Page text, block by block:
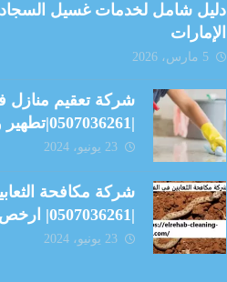
دليل شامل لخدمات غسيل
الإمارات
5 مارس، 2026
شركة تعقيم منازل
|0507036261|تطهير وتعقيم
23 يونيو، 2024
شركة مكافحة
|0507036261| ارخص اسعار
23 يونيو، 2024